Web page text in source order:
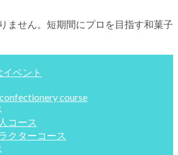
ません。短期間にプロを目指す和菓子
ベント
confectionery course
コース
クターコース